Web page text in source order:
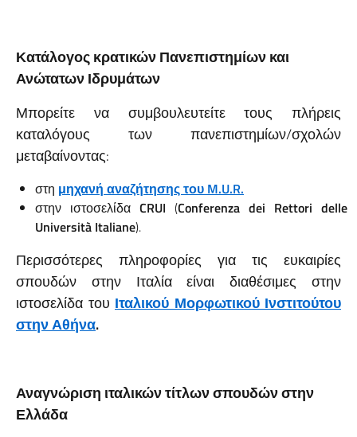
Κατάλογος κρατικών Πανεπιστημίων και
Ανώτατων Ιδρυμάτων
Μπορείτε να συμβουλευτείτε τους πλήρεις
καταλόγους των πανεπιστημίων/σχολών
μεταβαίνοντας:
στη μηχανή αναζήτησης του M.U.R.
στην ιστοσελίδα CRUI (Conferenza dei Rettori delle
Università Italiane).
Περισσότερες πληροφορίες για τις ευκαιρίες
σπουδών στην Ιταλία είναι διαθέσιμες στην
ιστοσελίδα του Ιταλικού Μορφωτικού Ινστιτούτου
στην Αθήνα.
Αναγνώριση ιταλικών τίτλων σπουδών στην
Ελλάδα